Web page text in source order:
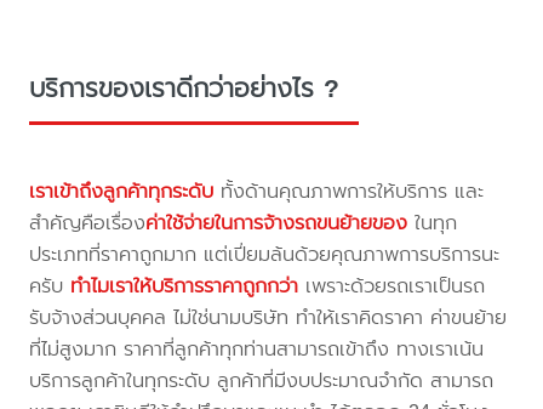
บริการของเราดีกว่าอย่างไร ?
เราเข้าถึงลูกค้าทุกระดับ ทั้งด้านคุณภาพการให้บริการ และ
สำคัญคือเรื่องค่าใช้จ่ายในการจ้างรถขนย้ายของ ในทุก
ประเภทที่ราคาถูกมาก แต่เปี่ยมล้นด้วยคุณภาพการบริการนะ
ครับ ทำไมเราให้บริการราคาถูกกว่า เพราะด้วยรถเราเป็นรถ
รับจ้างส่วนบุคคล ไม่ใช่นามบริษัท ทำให้เราคิดราคา ค่าขนย้าย
ที่ไม่สูงมาก ราคาที่ลูกค้าทุกท่านสามารถเข้าถึง ทางเราเน้น
บริการลูกค้าในทุกระดับ ลูกค้าที่มีงบประมาณจำกัด สามารถ